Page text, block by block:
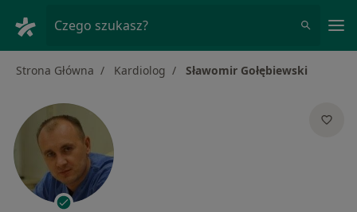
Czego szukasz?
Strona Główna Kardiolog Sławomir Gołębiewski